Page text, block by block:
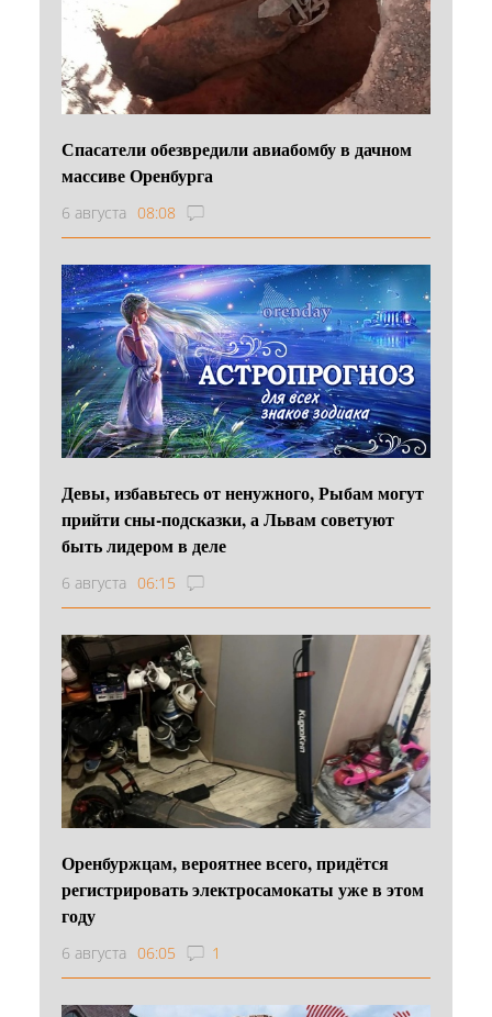
Спасатели обезвредили авиабомбу в дачном
массиве Оренбурга
6 августа 08:08
Девы, избавьтесь от ненужного, Рыбам могут
прийти сны-подсказки, а Львам советуют
быть лидером в деле
6 августа 06:15
Оренбуржцам, вероятнее всего, придётся
регистрировать электросамокаты уже в этом
году
6 августа 06:05 1